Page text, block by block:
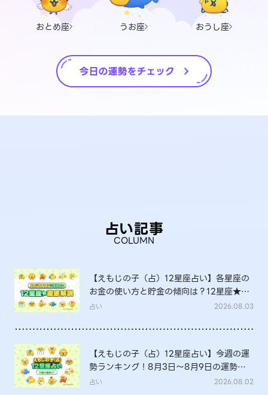
おとめ座 うお座 おうし座
占い記事
COLUMN
【えもじの子（占）12星座占い】各星座の
お金の使い方と貯金の傾向は？12星座★徹
底解説
占い 2026.08.03
【えもじの子（占）12星座占い】今週の運
勢ランキング！8月3日～8月9日の運勢
は？
占い 2026.08.02